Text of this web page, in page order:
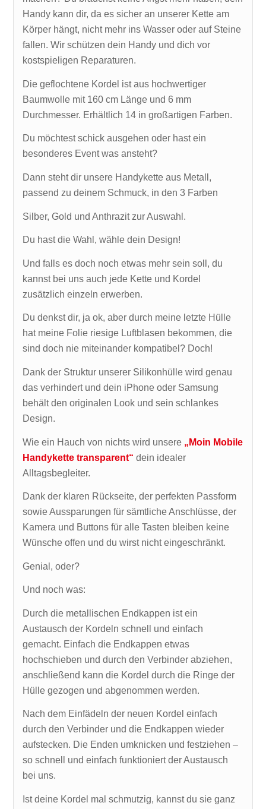
Handy kann dir, da es sicher an unserer Kette am
Körper hängt, nicht mehr ins Wasser oder auf Steine
fallen. Wir schützen dein Handy und dich vor
kostspieligen Reparaturen.
Die geflochtene Kordel ist aus hochwertiger
Baumwolle mit 160 cm Länge und 6 mm
Durchmesser. Erhältlich 14 in großartigen Farben.
Du möchtest schick ausgehen oder hast ein
besonderes Event was ansteht?
Dann steht dir unsere Handykette aus Metall,
passend zu deinem Schmuck, in den 3 Farben
Silber, Gold und Anthrazit zur Auswahl.
Du hast die Wahl, wähle dein Design!
Und falls es doch noch etwas mehr sein soll, du
kannst bei uns auch jede Kette und Kordel
zusätzlich einzeln erwerben.
Du denkst dir, ja ok, aber durch meine letzte Hülle
hat meine Folie riesige Luftblasen bekommen, die
sind doch nie miteinander kompatibel? Doch!
Dank der Struktur unserer Silikonhülle wird genau
das verhindert und dein iPhone oder Samsung
behält den originalen Look und sein schlankes
Design.
Wie ein Hauch von nichts wird unsere „Moin Mobile
Handykette transparent“dein idealer
Alltagsbegleiter.
Dank der klaren Rückseite, der perfekten Passform
sowie Aussparungen für sämtliche Anschlüsse, der
Kamera und Buttons für alle Tasten bleiben keine
Wünsche offen und du wirst nicht eingeschränkt.
Genial, oder?
Und noch was:
Durch die metallischen Endkappen ist ein
Austausch der Kordeln schnell und einfach
gemacht. Einfach die Endkappen etwas
hochschieben und durch den Verbinder abziehen,
anschließend kann die Kordel durch die Ringe der
Hülle gezogen und abgenommen werden.
Nach dem Einfädeln der neuen Kordel einfach
durch den Verbinder und die Endkappen wieder
aufstecken. Die Enden umknicken und festziehen –
so schnell und einfach funktioniert der Austausch
bei uns.
Ist deine Kordel mal schmutzig, kannst du sie ganz